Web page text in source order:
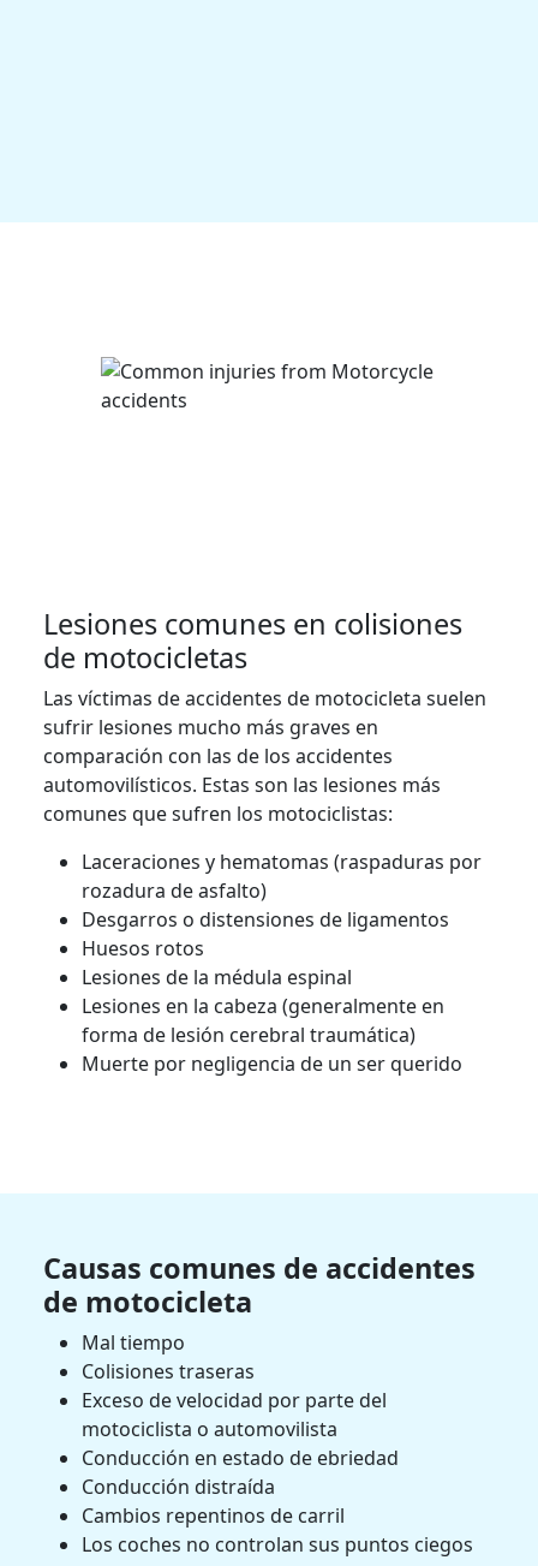
Lesiones comunes en colisiones
de motocicletas
Las víctimas de accidentes de motocicleta suelen
sufrir lesiones mucho más graves en
comparación con las de los accidentes
automovilísticos. Estas son las lesiones más
comunes que sufren los motociclistas:
Laceraciones y hematomas (raspaduras por
rozadura de asfalto)
Desgarros o distensiones de ligamentos
Huesos rotos
Lesiones de la médula espinal
Lesiones en la cabeza (generalmente en
forma de lesión cerebral traumática)
Muerte por negligencia de un ser querido
Causas comunes de accidentes
de motocicleta
Mal tiempo
Colisiones traseras
Exceso de velocidad por parte del
motociclista o automovilista
Conducción en estado de ebriedad
Conducción distraída
Cambios repentinos de carril
Los coches no controlan sus puntos ciegos